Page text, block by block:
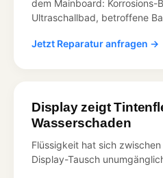
dem Mainboard: Korrosions-
Ultraschallbad, betroffene
Jetzt Reparatur anfragen →
Display zeigt
Wasserschaden
Flüssigkeit hat sich
Display-Tausch